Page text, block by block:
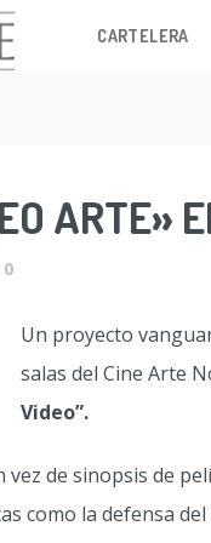
CARTELERA
ARTE»
0
Un proyecto
salas del Cine Arte
Video”.
vez de sinopsis de
como la defensa